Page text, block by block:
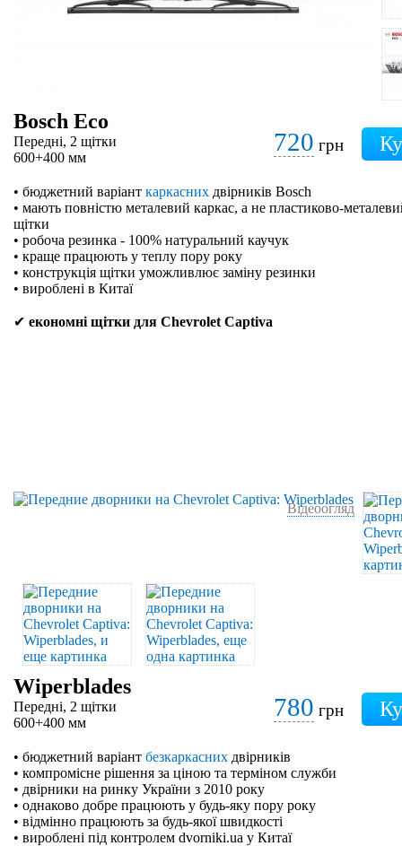
Bosch Eco
Передні, 2 щітки
600+400 мм
720 грн
• бюджетний варіант каркасних двірників Bosch
• мають повністю металевий каркас, а не пластиково-
щітки
• робоча резинка - 100% натуральний каучук
• краще працюють у теплу пору року
• конструкція щітки уможливлює заміну резинки
• вироблені в Китаї
✔ економні щітки для Chevrolet Captiva
Відеоогляд
Wiperblades
Передні, 2 щітки
600+400 мм
780 грн
• бюджетний варіант безкаркасних двірників
• компромісне рішення за ціною та терміном служби
• двірники на ринку України з 2010 року
• однаково добре працюють у будь-яку пору року
• відмінно працюють за будь-якої швидкості
• вироблені під контролем dvorniki.ua у Китаї